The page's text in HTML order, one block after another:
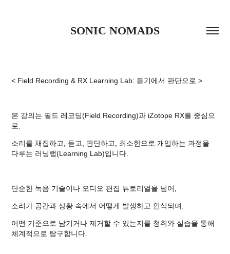
SONIC NOMADS
< Field Recording & RX Learning Lab: 듣기에서 판단으로 >
본 강의는 필드 레코딩(Field Recording)과 iZotope RX를 중심으
로,
소리를 채집하고, 듣고, 판단하고, 최소한으로 개입하는 과정을
다루는 러닝랩(Learning Lab)입니다.
단순한 녹음 기술이나 오디오 편집 튜토리얼을 넘어,
소리가 공간과 상황 속에서 어떻게 발생하고 인식되며,
어떤 기준으로 남기거나 제거할 수 있는지를 청취와 실습을 통해
체계적으로 탐구합니다.